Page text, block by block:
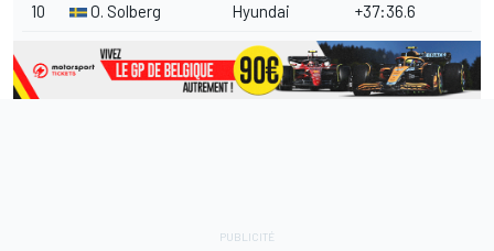
10 O. Solberg Hyundai +37:36.6